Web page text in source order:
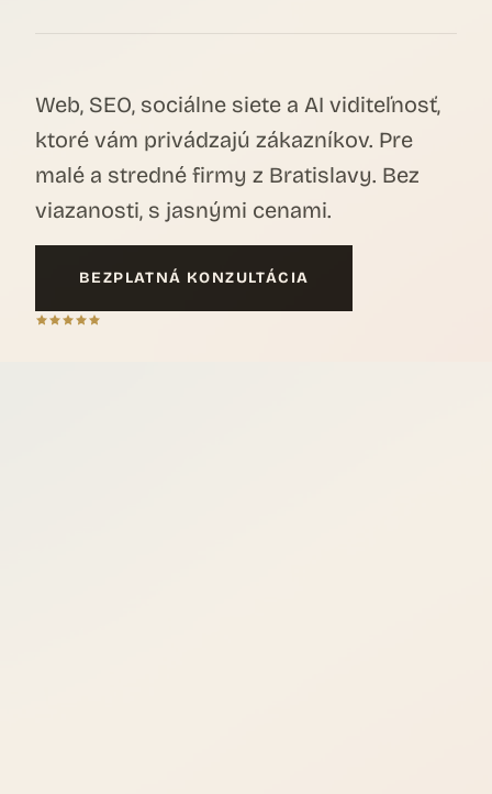
Web, SEO, sociálne siete a AI viditeľnosť,
ktoré vám privádzajú zákazníkov. Pre
malé a stredné firmy z Bratislavy. Bez
viazanosti, s jasnými cenami.
BEZPLATNÁ KONZULTÁCIA